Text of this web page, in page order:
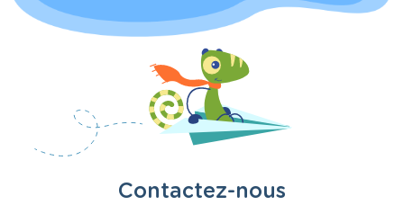
Contactez-nous